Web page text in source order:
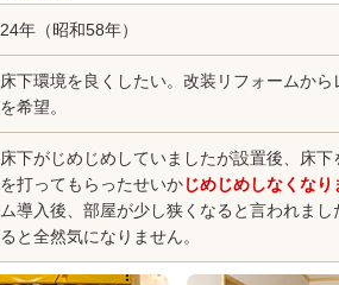
24年（昭和58年）
床下環境を良くしたい。改装リフォームか
を希望。
床下がじめじめしていましたが設置後、床
を打ってもらったせいかじめじめしなくなり
ム導入後、部屋が少し狭くなると言われま
ると全然気になりません。